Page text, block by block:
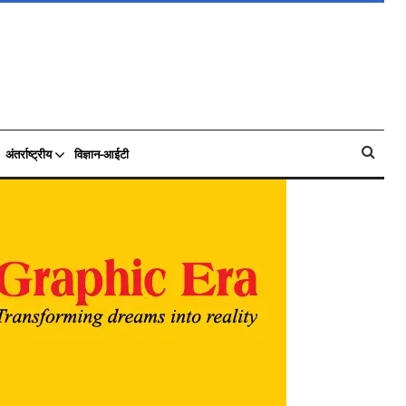
अंतर्राष्ट्रीय विज्ञान-आईटी